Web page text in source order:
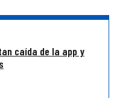
caída de la app y